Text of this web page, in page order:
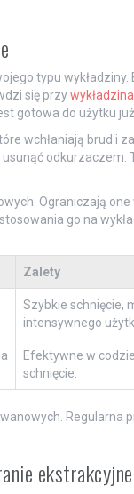
typu
się przy
gotowa do użytku
wchłaniają brud i
Ograniczają
go na
Zalety
Szybkie schnięcie,
intensywnego
Efektywne w
schnięcie.
Regularna
ekstrakcyjne